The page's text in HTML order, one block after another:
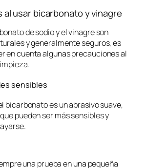
al usar bicarbonato y vinagre
de sodio y el vinagre son
y generalmente seguros, es
en cuenta algunas precauciones al
sensibles
bicarbonato es un abrasivo suave,
pueden ser más sensibles y
una prueba en una pequeña